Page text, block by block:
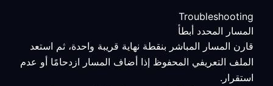
Troubleshooting
المسار المحدد أبطأ
قارن المسار المباشر بنقطة نهاية قريبة واحدة، ثم استعد
الملف التعريفي المحفوظ إذا أضاف المسار ازدحامًا أو عدم
استقرار.